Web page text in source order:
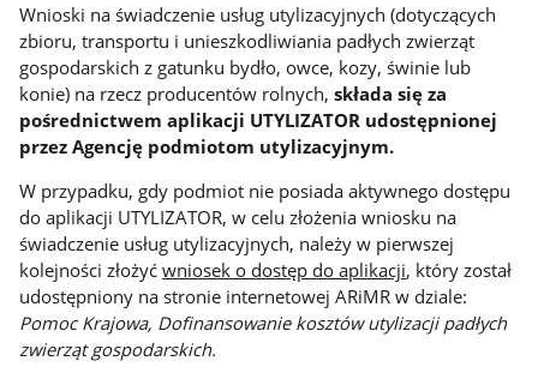
Wnioski na świadczenie usług utylizacyjnych (dotyczących
zbioru, transportu i unieszkodliwiania padłych zwierząt
gospodarskich z gatunku bydło, owce, kozy, świnie lub
konie) na rzecz producentów rolnych,składa się za
pośrednictwem aplikacji UTYLIZATOR udostępnionej
przez Agencję podmiotom utylizacyjnym.
W przypadku, gdy podmiot nie posiada aktywnego dostępu
do aplikacji UTYLIZATOR, w celu złożenia wniosku na
świadczenie usług utylizacyjnych, należy w pierwszej
kolejności złożyćwniosek o dostęp do aplikacji, który został
udostępniony na stronie internetowej ARiMR w dziale:
Pomoc Krajowa, Dofinansowanie kosztów utylizacji padłych
zwierząt gospodarskich.